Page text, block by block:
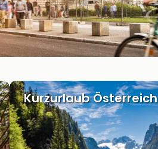
Kurzurlaub Österreich